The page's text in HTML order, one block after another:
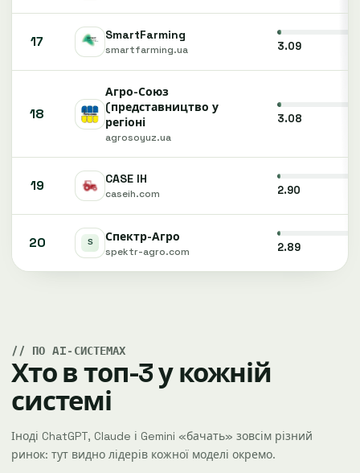
17 SmartFarming
smartfarming.ua 3.09
18
Агро-Союз
(представництво у
регіоні
agrosoyuz.ua
3.08
19 CASE IH
caseih.com 2.90
20 Спектр-Агро
spektr-agro.com 2.89
ПО AI-СИСТЕМАХ
Хто в топ-3 у кожній
системі
Іноді ChatGPT, Claude і Gemini «бачать» зовсім різний
ринок: тут видно лідерів кожної моделі окремо.